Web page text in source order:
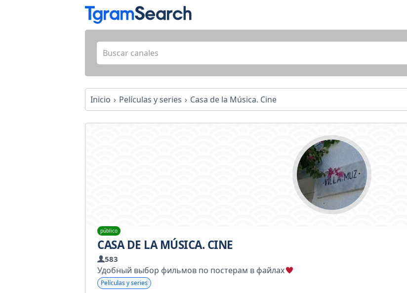
Inicio Películas y series Casa de la Música. Cine
público
CASA DE LA MÚSICA. CINE
583
Удобный выбор фильмов по постерам в файлах
Películas y series